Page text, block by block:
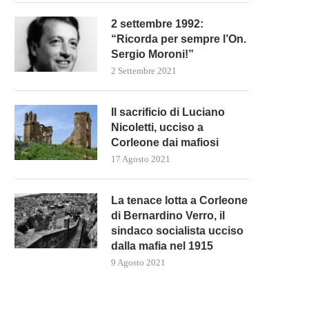
2 settembre 1992:
“Ricorda per sempre l’On.
Sergio Moroni!”
2 Settembre 2021
Il sacrificio di Luciano
Nicoletti, ucciso a
Corleone dai mafiosi
17 Agosto 2021
La tenace lotta a Corleone
di Bernardino Verro, il
sindaco socialista ucciso
dalla mafia nel 1915
9 Agosto 2021